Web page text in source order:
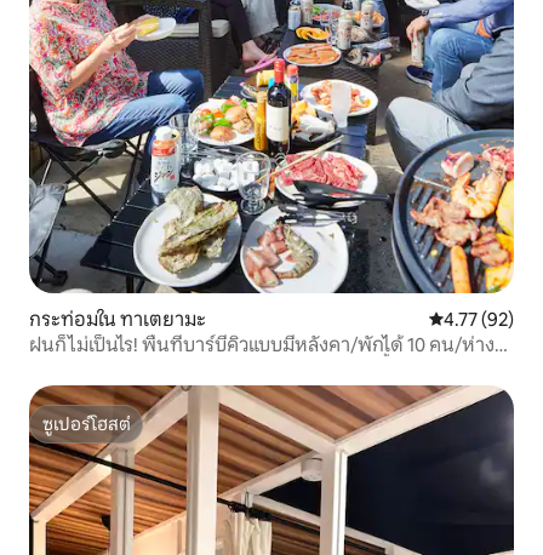
กระท่อมใน ทาเตยามะ คะแนนเฉลี่ย
4.77 (92)
ฝนก็ไม่เป็นไร! พื้นที่บาร์บีคิวแบบมีหลังคา/พักได้ 10 คน/ห่าง
ซูเปอร์โฮสต์
ซูเปอร์โฮสต์